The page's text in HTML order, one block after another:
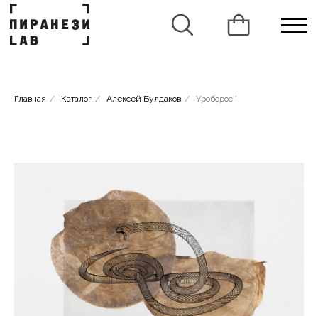
Главная / Каталог / Алексей Булдаков / Уроборос I